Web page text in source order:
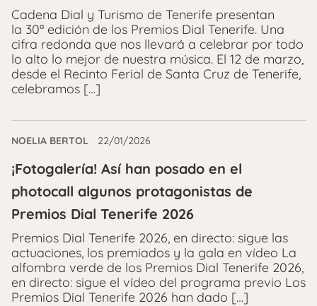
Cadena Dial y Turismo de Tenerife presentan
la 30ª edición de los Premios Dial Tenerife. Una
cifra redonda que nos llevará a celebrar por todo
lo alto lo mejor de nuestra música. El 12 de marzo,
desde el Recinto Ferial de Santa Cruz de Tenerife,
celebramos […]
NOELIA BERTOL 22/01/2026
¡Fotogalería! Así han posado en el
photocall algunos protagonistas de
Premios Dial Tenerife 2026
Premios Dial Tenerife 2026, en directo: sigue las
actuaciones, los premiados y la gala en vídeo La
alfombra verde de los Premios Dial Tenerife 2026,
en directo: sigue el vídeo del programa previo Los
Premios Dial Tenerife 2026 han dado […]